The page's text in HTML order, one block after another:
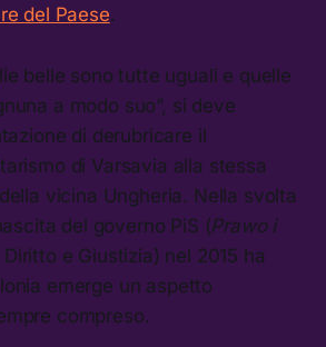
del Paese.
belle sono tutte uguali e quelle
a modo suo”, si deve
di derubricare il
di Varsavia alla stessa
vicina Ungheria. Nella svolta
del governo PiS (Prawo i
, Diritto e Giustizia) nel 2015 ha
emerge un aspetto
compreso.